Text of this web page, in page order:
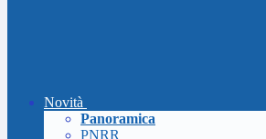
Novità
Panoramica
PNRR